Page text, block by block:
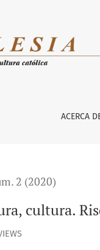
ACERCA
2 (2020)
cultura.